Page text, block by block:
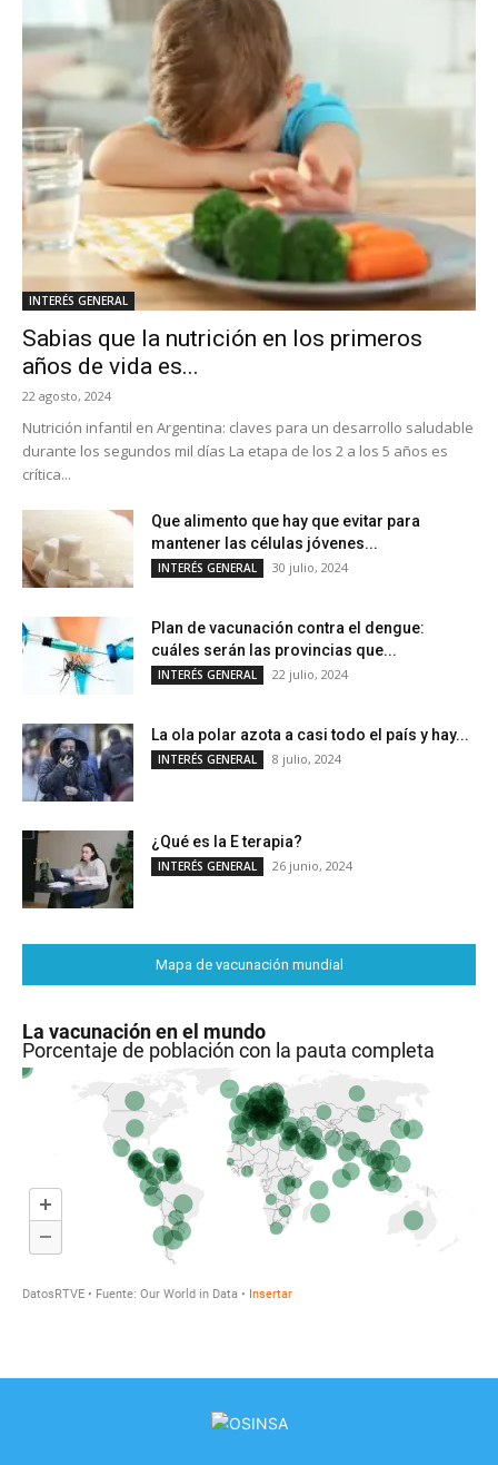
INTERÉS GENERAL
Sabias que la nutrición en los primeros
años de vida es...
22 agosto, 2024
Nutrición infantil en Argentina: claves para un desarrollo saludable
durante los segundos mil días La etapa de los 2 a los 5 años es
crítica...
Que alimento que hay que evitar para
mantener las células jóvenes...
INTERÉS GENERAL 30 julio, 2024
Plan de vacunación contra el dengue:
cuáles serán las provincias que...
INTERÉS GENERAL 22 julio, 2024
La ola polar azota a casi todo el país y hay...
INTERÉS GENERAL 8 julio, 2024
¿Qué es la E terapia?
INTERÉS GENERAL 26 junio, 2024
Mapa de vacunación mundial